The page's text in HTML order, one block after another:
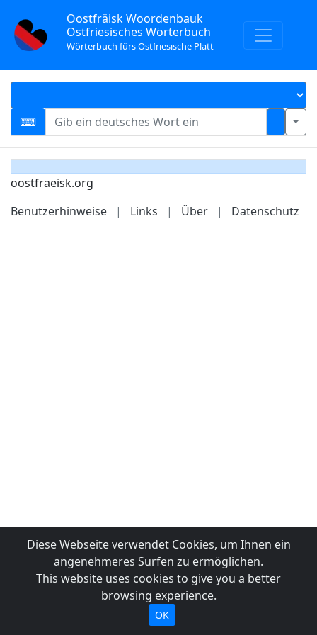
Oostfräisk Woordenbauk
Ostfriesisches Wörterbuch
Wörterbuch fürs Ostfriesische Platt
oostfraeisk.org
Benutzerhinweise
| Links | Über | Datenschutz
Diese Webseite verwendet Cookies, um Ihnen ein
angenehmeres Surfen zu ermöglichen.
This website uses cookies to give you a better
browsing experience.
OK